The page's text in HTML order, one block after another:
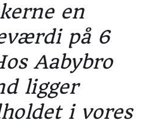
en
på 6
Aabybro
ligger
i vores